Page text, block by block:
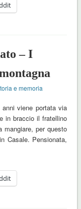
– I
e memoria
anni viene portata via
in braccio il fratellino
mangiare, per questo
Casale. Pensionata,